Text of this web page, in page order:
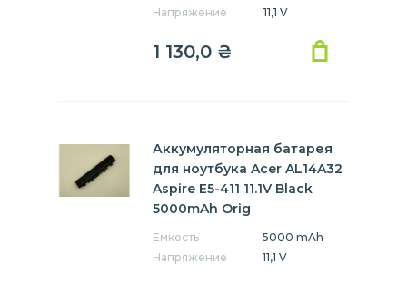
Напряжение
11,1 V
1 130,0 ₴
Аккумуляторная батарея
для ноутбука Acer AL14A32
Aspire E5-411 11.1V Black
5000mAh Orig
Емкость
5000 mAh
Напряжение
11,1 V